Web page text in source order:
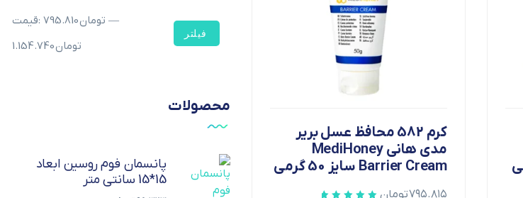
کرم 582 محافظ عسل بریر
مدی هانی MediHoney
Barrier Cream سایز 50 گرمی
۷۹۵.۸۱۵تومان
فیلتر
قیمت: 795.810 تومان —
1.154.740 تومان
محصولات
پانسمان فوم روسین ابعاد
15*15 سانتی متر